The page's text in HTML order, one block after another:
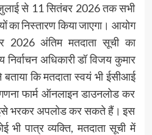
से 11 सितंबर 2026 तक सभी
का निस्तारण किया जाएगा। आयोग
2026 अंतिम मतदाता सूची का
अधिकारी डॉ विजय कुमार
बताया कि मतदाता स्वयं भी ईसीआई
फार्म ऑनलाइन डाउनलोड कर
भरकर अपलोड कर सकते हैं। इस
भी पात्र व्यक्ति, मतदाता सूची में